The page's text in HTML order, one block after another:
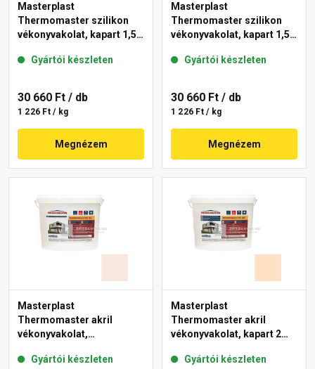
Masterplast
Thermomaster szilikon
vékonyvakolat, kapart 1,5
Gyártói készleten
30 660 Ft / db
1 226 Ft / kg
Megnézem
Masterplast
Thermomaster szilikon
vékonyvakolat, kapart 1,5
Gyártói készleten
30 660 Ft / db
1 226 Ft / kg
Megnézem
Masterplast
Thermomaster akril
vékonyvakolat,
13-F 25 kg
Gyártói készleten
Masterplast
Thermomaster akril
vékonyvakolat, kapart 2
Gyártói készleten